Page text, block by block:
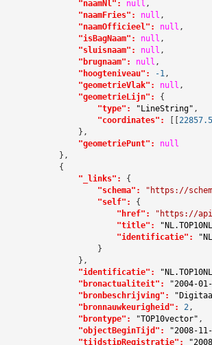
"naamNl":
null ,
"naamFries":
null ,
"naamOfficieel":
null ,
"isBagNaam":
null ,
"sluisnaam":
null ,
"brugnaam":
null ,
"hoogteniveau":
-1 ,
"geometrieVlak":
null ,
"geometrieLijn":
{
"type":
"LineString" ,
"coordinates":
[[
                },
"geometriePunt":
null
            },
            {
"_links":
{
"schema":
"https://
"self":
{
"href":
"https://
"title":
"identificatie":
                    }
                },
"identificatie":
"bronactualiteit":
"2004-
"bronbeschrijving":
"bronnauwkeurigheid":
2 ,
"brontype":
"TOP10vector" ,
"objectBeginTijd":
"2008-
"tijdstipRegistratie":